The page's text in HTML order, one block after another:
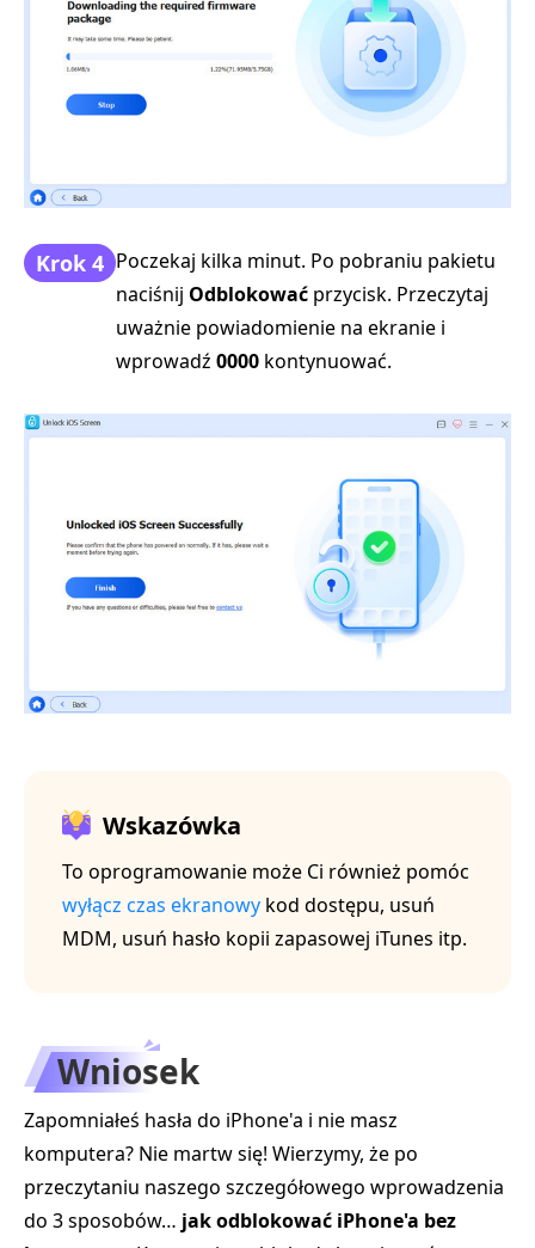
Krok 4 Poczekaj kilka minut. Po pobraniu pakietu
naciśnij Odblokować przycisk. Przeczytaj
uważnie powiadomienie na ekranie i
wprowadź 0000 kontynuować.
Wskazówka
To oprogramowanie może Ci również pomóc
wyłącz czas ekranowy kod dostępu, usuń
MDM, usuń hasło kopii zapasowej iTunes itp.
Wniosek
Zapomniałeś hasła do iPhone'a i nie masz
komputera? Nie martw się! Wierzymy, że po
przeczytaniu naszego szczegółowego wprowadzenia
do 3 sposobów… jak odblokować iPhone'a bez